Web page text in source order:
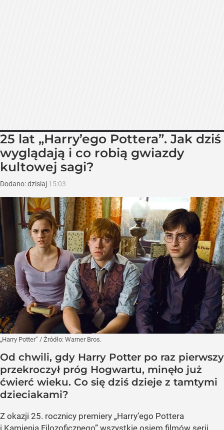
25 lat „Harry’ego Pottera”. Jak dziś
wyglądają i co robią gwiazdy
kultowej sagi?
Dodano:dzisiaj 15:03
„Harry Potter” / Źródło: Warner Bros.
Od chwili, gdy Harry Potter po raz pierwszy
przekroczył próg Hogwartu, minęło już
ćwierć wieku. Co się dziś dzieje z tamtymi
dzieciakami?
Z okazji 25. rocznicy premiery „Harry’ego Pottera
i Kamienia Filozoficznego” wszystkie osiem filmów serii